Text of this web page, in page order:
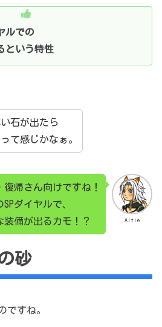
ルでの
という特性
石が出たら
て感じかなぁ。
Altie
復帰さん向けですね！
SPダイヤルで、
装備が出るカモ！？
砂
ですね。